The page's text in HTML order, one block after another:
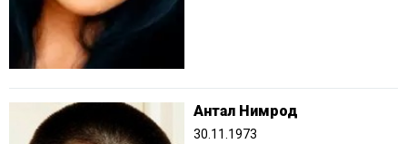
Антал Нимрод
30.11.1973